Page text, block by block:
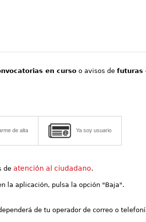
en curso o avisos defuturas
de alta Ya soy usuario
deatención al ciudadano.
la aplicación, pulsa la opción "Baja".
de tu operador de correo o